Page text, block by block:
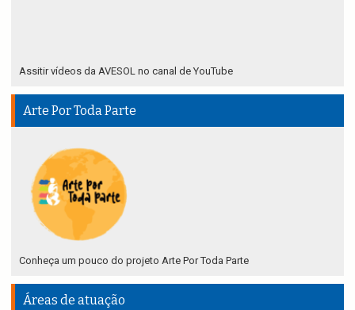
Assitir vídeos da AVESOL no canal de YouTube
Arte Por Toda Parte
Conheça um pouco do projeto Arte Por Toda Parte
Áreas de atuação